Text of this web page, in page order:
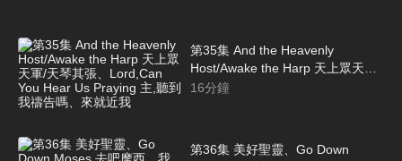
第35集 And the Heavenly
Host/Awake the Harp 天上眾天軍/
天琴其張、Lord,Can You Hear Us
16分鐘
第36集 美好聖靈、Go Down